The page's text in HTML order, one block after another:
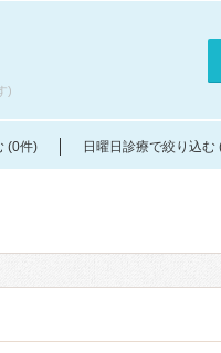
)
(0件) 日曜日診療で絞り込む